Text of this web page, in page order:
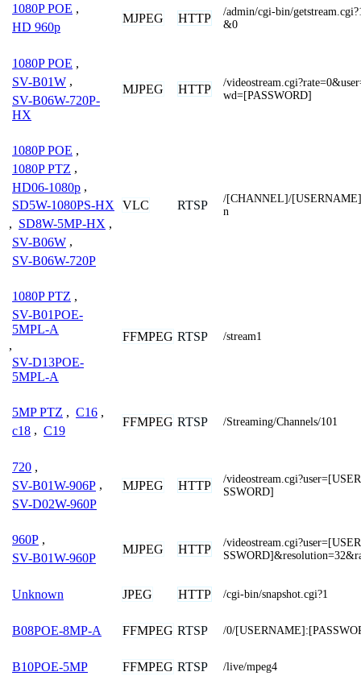
1080P POE ,
HD 960p
MJPEG HTTP
/admin/cgi-bin/
&0
1080P POE ,
SV-B01W ,
SV-B06W-720P-
HX
MJPEG HTTP
/
wd=[PASSWORD]
1080P POE ,
1080P PTZ ,
HD06-1080p ,
SD5W-1080PS-HX
, SD8W-5MP-HX ,
SV-B06W ,
SV-B06W-720P
VLC RTSP
/[CHANNEL]/
n
1080P PTZ ,
SV-B01POE-
5MPL-A
,
SV-D13POE-
5MPL-A
FFMPEG RTSP /stream1
5MP PTZ , C16 ,
c18 , C19
FFMPEG RTSP /Streaming/Channels/101
720 ,
SV-B01W-906P ,
SV-D02W-960P
MJPEG HTTP
/
SSWORD]
960P ,
SV-B01W-960P
MJPEG HTTP
/
Unknown JPEG HTTP /cgi-bin/snapshot.cgi?1
B08POE-8MP-A FFMPEG RTSP /0/
B10POE-5MP FFMPEG RTSP /live/mpeg4